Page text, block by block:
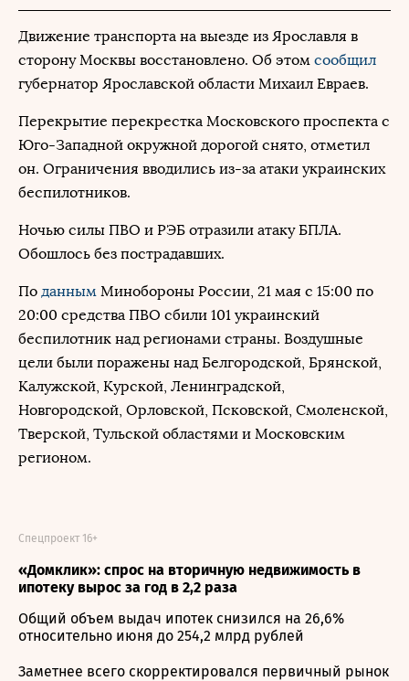
Движение транспорта на выезде из Ярославля в
сторону Москвы восстановлено. Об этом сообщил
губернатор Ярославской области Михаил Евраев.
Перекрытие перекрестка Московского проспекта с
Юго-Западной окружной дорогой снято, отметил
он. Ограничения вводились из-за атаки украинских
беспилотников.
Ночью силы ПВО и РЭБ отразили атаку БПЛА.
Обошлось без пострадавших.
По данным Минобороны России, 21 мая с 15:00 по
20:00 средства ПВО сбили 101 украинский
беспилотник над регионами страны. Воздушные
цели были поражены над Белгородской, Брянской,
Калужской, Курской, Ленинградской,
Новгородской, Орловской, Псковской, Смоленской,
Тверской, Тульской областями и Московским
регионом.
«Домклик»: спрос на вторичную недвижимость в
ипотеку вырос за год в 2,2 раза
Спецпроект 16+
Общий объем выдач ипотек снизился на 26,6%
относительно июня до 254,2 млрд рублей
Заметнее всего скорректировался первичный рынок